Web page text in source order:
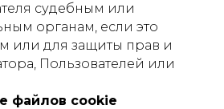
судебным или
органам, если это
или для защиты прав и
Пользователей или
файлов cookie